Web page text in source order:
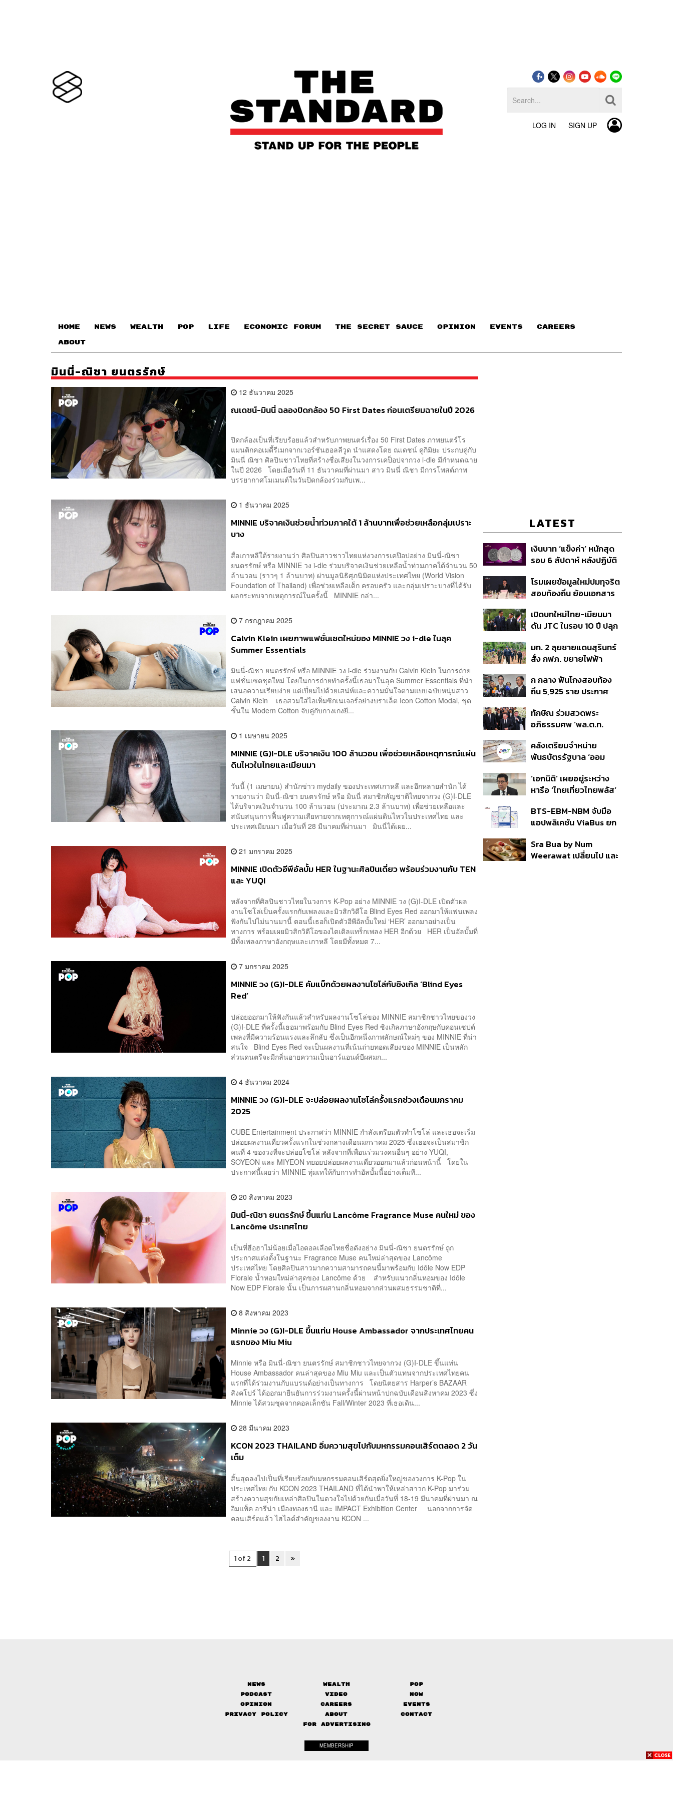
LOG IN SIGN UP
HOME NEWS WEALTH POP LIFE ECONOMIC FORUM THE SECRET SAUCE​ OPINION EVENTS CAREERS
ABOUT
มินนี่-ณิชา ยนตรรักษ์
12 ธันวาคม 2025
ณเดชน์-มินนี่ ฉลองปิดกล้อง 50 First Dates ก่อนเตรียมฉายในปี 2026
ปิดกล้องเป็นที่เรียบร้อยแล้วสำหรับภาพยนตร์เรื่อง 50 First Dates ภาพยนตร์โร
แมนติกคอเมดี้รีเมกจากเวอร์ชันฮอลลีวูด นำแสดงโดย ณเดชน์ คูกิมิยะ ประกบคู่กับ
มินนี่ ณิชา ศิลปินชาวไทยที่สร้างชื่อเสียงในวงการเคป็อปจากวง i-dle มีกำหนดฉาย
ในปี 2026 โดยเมื่อวันที่ 11 ธันวาคมที่ผ่านมา สาว มินนี่ ณิชา มีการโพสต์ภาพ
บรรยากาศโมเมนต์ในวันปิดกล้องร่วมกับเพ...
1 ธันวาคม 2025
MINNIE บริจาคเงินช่วยน้ำท่วมภาคใต้ 1 ล้านบาทเพื่อช่วยเหลือกลุ่มเปราะ
บาง
สื่อเกาหลีใต้รายงานว่า ศิลปินสาวชาวไทยแห่งวงการเคป๊อปอย่าง มินนี่-ณิชา
ยนตรรักษ์ หรือ MINNIE วง i-dle ร่วมบริจาคเงินช่วยเหลือน้ำท่วมภาคใต้จำนวน 50
ล้านวอน (ราวๆ 1 ล้านบาท) ผ่านมูลนิธิศุภนิมิตแห่งประเทศไทย (World Vision
Foundation of Thailand) เพื่อช่วยเหลือเด็ก ครอบครัว และกลุ่มเปราะบางที่ได้รับ
ผลกระทบจากเหตุการณ์ในครั้งนี้ MINNIE กล่า...
7 กรกฎาคม 2025
Calvin Klein เผยภาพแฟชั่นเซตใหม่ของ MINNIE วง i-dle ในลุค
Summer Essentials
มินนี่-ณิชา ยนตรรักษ์ หรือ MINNIE วง i-dle ร่วมงานกับ Calvin Klein ในการถ่าย
แฟชั่นเซตชุดใหม่ โดยในการถ่ายทำครั้งนี้เธอมาในลุค Summer Essentials ที่นำ
เสนอความเรียบง่าย แต่เปี่ยมไปด้วยเสน่ห์และความมั่นใจตามแบบฉบับหนุ่มสาว
Calvin Klein เธอสวมใส่ไอเท็มซิกเนเจอร์อย่างบราเล็ต Icon Cotton Modal, ชุด
ชั้นใน Modern Cotton จับคู่กับกางเกงยี...
1 เมษายน 2025
MINNIE (G)I-DLE บริจาคเงิน 100 ล้านวอน เพื่อช่วยเหลือเหตุการณ์แผ่น
ดินไหวในไทยและเมียนมา
วันนี้ (1 เมษายน) สำนักข่าว mydaily ของประเทศเกาหลี และอีกหลายสำนัก ได้
รายงานว่า มินนี่-ณิชา ยนตรรักษ์ หรือ มินนี่ สมาชิกสัญชาติไทยจากวง (G)I-DLE
ได้บริจาคเงินจำนวน 100 ล้านวอน (ประมาณ 2.3 ล้านบาท) เพื่อช่วยเหลือและ
สนับสนุนการฟื้นฟูความเสียหายจากเหตุการณ์แผ่นดินไหวในประเทศไทย และ
ประเทศเมียนมา เมื่อวันที่ 28 มีนาคมที่ผ่านมา มินนี่ได้เผย...
21 มกราคม 2025
MINNIE เปิดตัวอีพีอัลบั้ม HER ในฐานะศิลปินเดี่ยว พร้อมร่วมงานกับ TEN
และ YUQI
หลังจากที่ศิลปินชาวไทยในวงการ K-Pop อย่าง MINNIE วง (G)I-DLE เปิดตัวผล
งานโซโล่เป็นครั้งแรกกับเพลงและมิวสิกวิดีโอ Blind Eyes Red ออกมาให้แฟนเพลง
ฟังกันไปไม่นานมานี้ ตอนนี้เธอก็เปิดตัวอีพีอัลบั้มใหม่ ‘HER’ ออกมาอย่างเป็น
ทางการ พร้อมเผยมิวสิกวิดีโอของไตเติลแทร็กเพลง HER อีกด้วย HER เป็นอัลบั้มที่
มีทั้งเพลงภาษาอังกฤษและเกาหลี โดยมีทั้งหมด 7...
7 มกราคม 2025
MINNIE วง (G)I-DLE คัมแบ็กด้วยผลงานโซโล่กับซิงเกิล ‘Blind Eyes
Red’
ปล่อยออกมาให้ฟังกันแล้วสำหรับผลงานโซโล่ของ MINNIE สมาชิกชาวไทยของวง
(G)I-DLE ที่ครั้งนี้เธอมาพร้อมกับ Blind Eyes Red ซิงเกิลภาษาอังกฤษกับคอนเซปต์
เพลงที่มีความร้อนแรงและลึกลับ ซึ่งเป็นอีกหนึ่งภาพลักษณ์ใหม่ๆ ของ MINNIE ที่น่า
สนใจ Blind Eyes Red จะเป็นผลงานที่เน้นถ่ายทอดเสียงของ MINNIE เป็นหลัก
ส่วนดนตรีจะมีกลิ่นอายความเป็นอาร์แอนด์บีผสมก...
4 ธันวาคม 2024
MINNIE วง (G)I-DLE จะปล่อยผลงานโซโล่ครั้งแรกช่วงเดือนมกราคม
2025
CUBE Entertainment ประกาศว่า MINNIE กำลังเตรียมตัวทำโซโล่ และเธอจะเริ่ม
ปล่อยผลงานเดี่ยวครั้งแรกในช่วงกลางเดือนมกราคม 2025 ซึ่งเธอจะเป็นสมาชิก
คนที่ 4 ของวงที่จะปล่อยโซโล่ หลังจากที่เพื่อนร่วมวงคนอื่นๆ อย่าง YUQI,
SOYEON และ MIYEON ทยอยปล่อยผลงานเดี่ยวออกมาแล้วก่อนหน้านี้ โดยใน
ประกาศนี้เผยว่า MINNIE ทุ่มเทให้กับการทำอัลบั้มนี้อย่างเต็มที...
20 สิงหาคม 2023
มินนี่-ณิชา ยนตรรักษ์ ขึ้นแท่น Lancôme Fragrance Muse คนใหม่ ของ
Lancôme ประเทศไทย
เป็นที่ฮือฮาไม่น้อยเมื่อไอดอลเลือดไทยชื่อดังอย่าง มินนี่-ณิชา ยนตรรักษ์ ถูก
ประกาศแต่งตั้งในฐานะ Fragrance Muse คนใหม่ล่าสุดของ Lancôme
ประเทศไทย โดยศิลปินสาวมากความสามารถคนนี้มาพร้อมกับ Idôle Now EDP
Florale น้ำหอมใหม่ล่าสุดของ Lancôme ด้วย สำหรับแนวกลิ่นหอมของ Idôle
Now EDP Florale นั้น เป็นการผสานกลิ่นหอมจากส่วนผสมธรรมชาติที่...
8 สิงหาคม 2023
Minnie วง (G)I-DLE ขึ้นแท่น House Ambassador จากประเทศไทยคน
แรกของ Miu Miu
Minnie หรือ มินนี่-ณิชา ยนตรรักษ์ สมาชิกชาวไทยจากวง (G)I-DLE ขึ้นแท่น
House Ambassador คนล่าสุดของ Miu Miu และเป็นตัวแทนจากประเทศไทยคน
แรกที่ได้ร่วมงานกับแบรนด์อย่างเป็นทางการ โดยนิตยสาร Harper’s BAZAAR
สิงคโปร์ ได้ออกมายืนยันการร่วมงานครั้งนี้ผ่านหน้าปกฉบับเดือนสิงหาคม 2023 ซึ่ง
Minnie ได้สวมชุดจากคอลเล็กชัน Fall/Winter 2023 ที่เธอเดิน...
28 มีนาคม 2023
KCON 2023 THAILAND อิ่มความสุขไปกับมหกรรมคอนเสิร์ตตลอด 2 วัน
เต็ม
สิ้นสุดลงไปเป็นที่เรียบร้อยกับมหกรรมคอนเสิร์ตสุดยิ่งใหญ่ของวงการ K-Pop ใน
ประเทศไทย กับ KCON 2023 THAILAND ที่ได้นำพาให้เหล่าสาวก K-Pop มาร่วม
สร้างความสุขกับเหล่าศิลปินในดวงใจไปด้วยกันเมื่อวันที่ 18-19 มีนาคมที่ผ่านมา ณ
อิมแพ็ค อารีน่า เมืองทองธานี และ IMPACT Exhibition Center นอกจากการจัด
คอนเสิร์ตแล้ว ไฮไลต์สำคัญของงาน KCON ...
1 of 2 1 2 »
LATEST
เงินบาท ‘แข็งค่า’ หนักสุด
รอบ 6 สัปดาห์ หลังปฏิบัติ
สหรัฐฯ-ญี่ปุ่น Standard
Chartered เปิดเป้าสิ้นปีนี้
ต่อดอลลาร์
โรมเผยข้อมูลใหม่ปมทุจริต
สอบท้องถิ่น ย้อนเอกสาร
อนุทิน จ่อสอบต่อเอี่ยว
ตัดตอน ม.บูรพา หรือไม่
เปิดบทใหม่ไทย-เมียนมา
ดัน JTC ในรอบ 10 ปี ปลุก
ชายแดน ท่าเรือน้ำลึก
ทวาย
มท. 2 ลุยชายแดนสุรินทร์
สั่ง กฟภ. ขยายไฟฟ้า
350’ เสริมความมั่นคง
ชายแดน
ก กลาง ฟันโกงสอบท้อง
ถิ่น 5,925 ราย ประกาศ
ราย รอ ป.ป.ช. ขีดเส้นแล้ว
เสร็จ 31 ส.ค.
ทักษิณ ร่วมสวดพระ
อภิธรรมศพ ‘พล.ต.ท.
สิน’ สิริอายุ 103 ปี แกนนำ
เพื่อไทย-บุคคลหลาก
คลังเตรียมจำหน่าย
พันธบัตรรัฐบาล ‘ออม
ก.ย.นี้ อาจเพิ่มสัดส่วนการ
ขายแบบ Small Lot First
‘เอกนิติ’ เผยอยู่ระหว่าง
หารือ ‘ไทยเที่ยวไทยพลัส’
แสนล้าน มั่นใจงบต่อ ‘ไทย
ช่วยไทย พลัส’ เฟส 2 มี
BTS-EBM-NBM จับมือ
แอปพลิเคชัน ViaBus ยก
รถไฟฟ้า 3 สายแบบเรียล
ไทม์
Sra Bua by Num
Weerawat เปลี่ยนไป และ
News Wealth
Pop
Podcast
Video
Now
Opinion
Careers
Events
Privacy Policy
About
Contact
FOR ADVERTISING
MEMBERSHIP